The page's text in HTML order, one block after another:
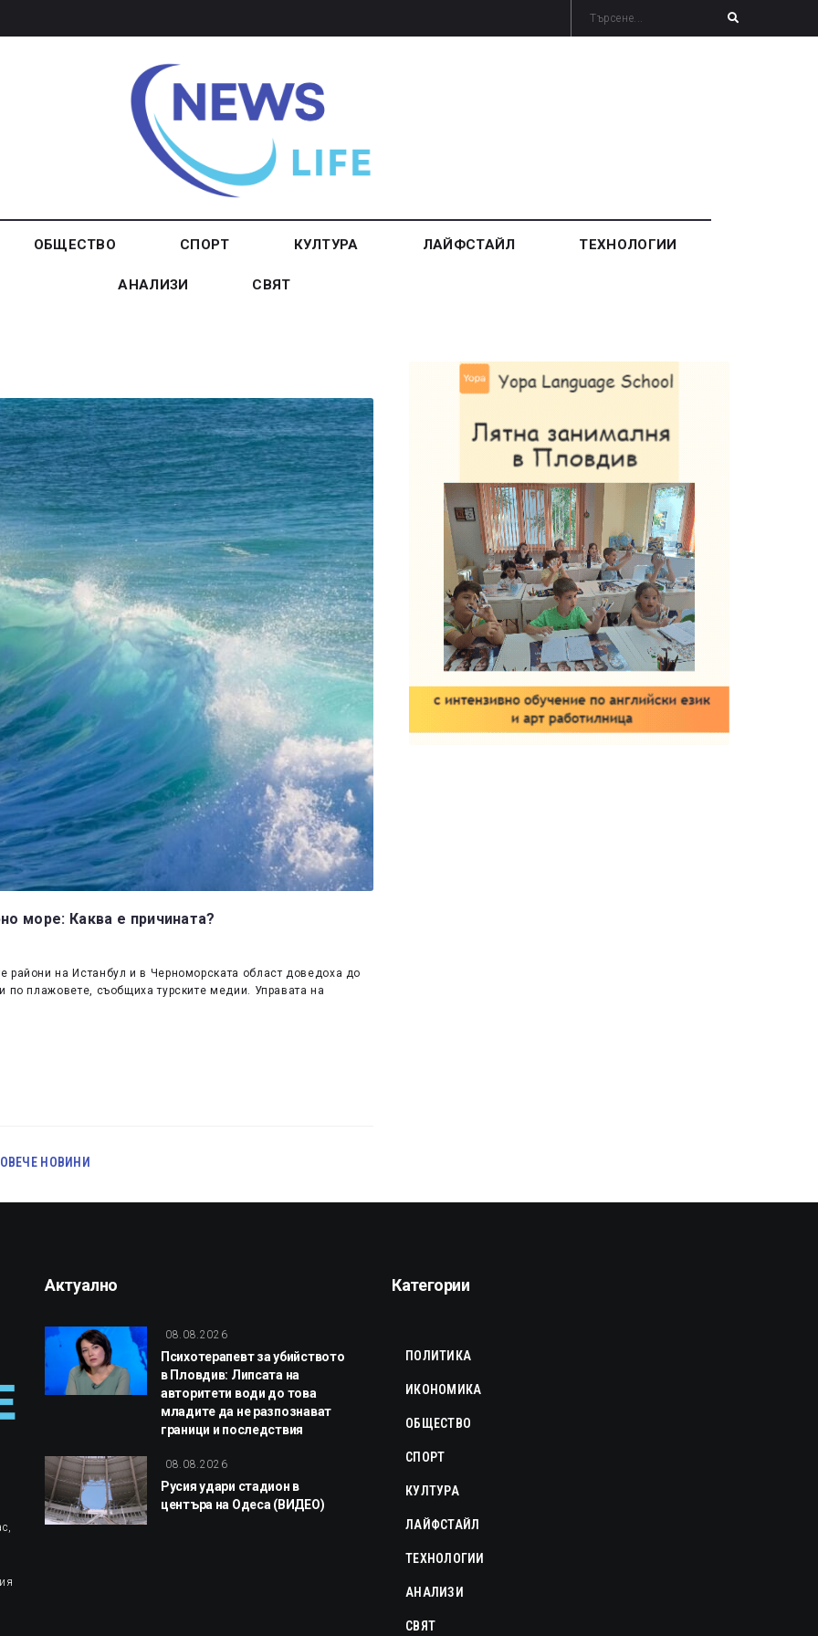
ОБЩЕСТВО СПОРТ КУЛТУРА ЛАЙФСТАЙЛ ТЕХНОЛОГИИ
АНАЛИЗИ СВЯТ
море: Каква е причината?
райони на Истанбул и в Черноморската област доведоха до
по плажовете, съобщиха турските медии. Управата на
НОВИНИ
Актуално
08.08.2026
Психотерапевт за убийството
в Пловдив: Липсата на
авторитети води до това
младите да не разпознават
граници и последствия
08.08.2026
Русия удари стадион в
центъра на Одеса (ВИДЕО)
Категории
ПОЛИТИКА
ИКОНОМИКА
ОБЩЕСТВО
СПОРТ
КУЛТУРА
ЛАЙФСТАЙЛ
ТЕХНОЛОГИИ
АНАЛИЗИ
СВЯТ